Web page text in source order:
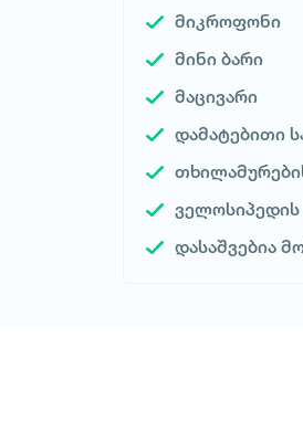
მიკროფონი
მინი ბარი
მაცივარი
დამატებითი
ველოსიპედის
დასაშვებია